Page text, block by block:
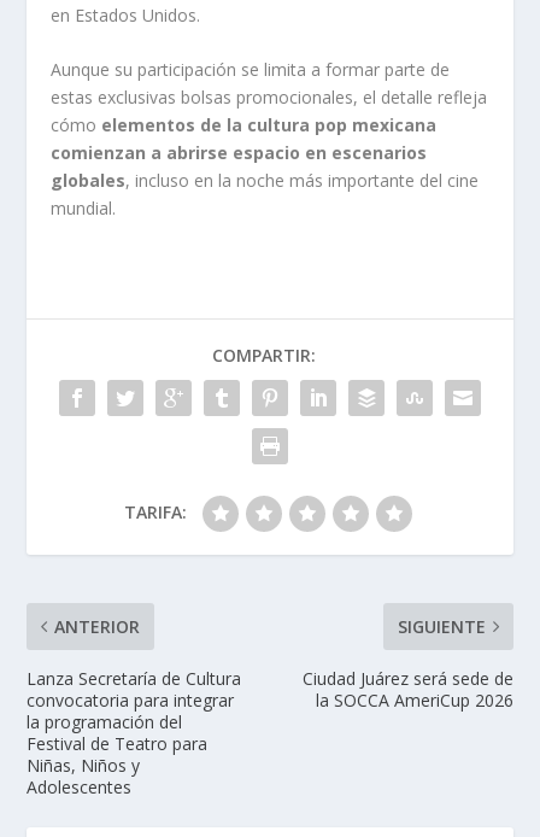
en Estados Unidos.
Aunque su participación se limita a formar parte de
estas exclusivas bolsas promocionales, el detalle refleja
cómo elementos de la cultura pop mexicana
comienzan a abrirse espacio en escenarios
globales, incluso en la noche más importante del cine
mundial.
COMPARTIR:
TARIFA:
ANTERIOR
Lanza Secretaría de Cultura
convocatoria para integrar
la programación del
Festival de Teatro para
Niñas, Niños y
Adolescentes
SIGUIENTE
Ciudad Juárez será sede de
la SOCCA AmeriCup 2026